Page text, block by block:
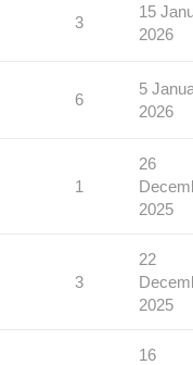
3
15
2026
6
5
2026
1
26
2025
3
22
2025
16